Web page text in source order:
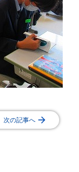
次の記事へ